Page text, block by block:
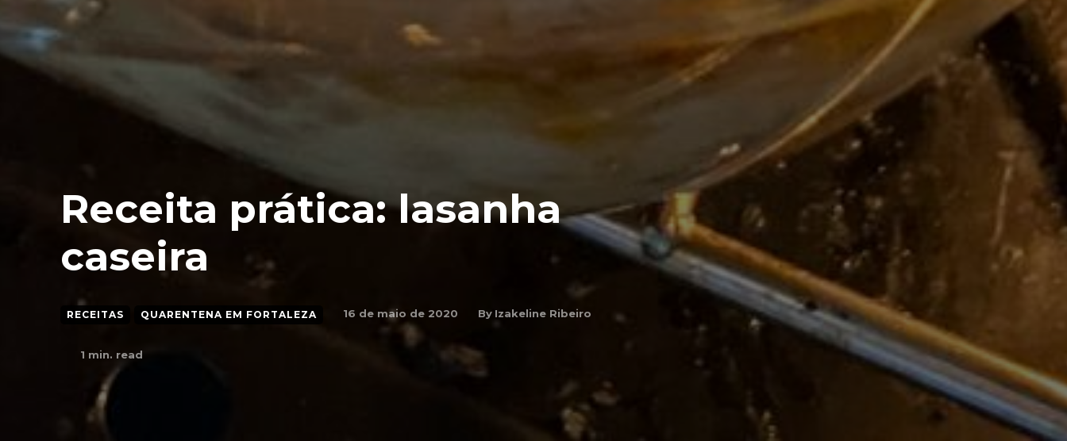
Receita prática: lasanha
caseira
RECEITAS QUARENTENA EM FORTALEZA 16 de maio de 2020 By Izakeline Ribeiro
1 min. read